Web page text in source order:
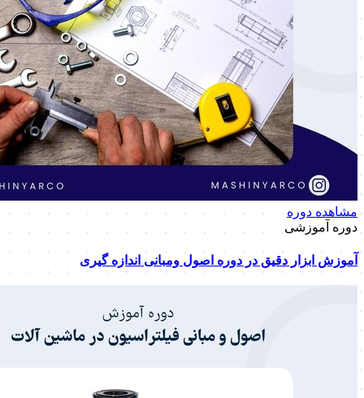
مشاهده دوره
دوره آموزشی
آموزش ابزار دقیق در دوره اصول ومبانی اندازه گیری